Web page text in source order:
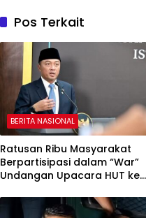
Pos Terkait
BERITA NASIONAL
Ratusan Ribu Masyarakat
Berpartisipasi dalam “War”
Undangan Upacara HUT ke-